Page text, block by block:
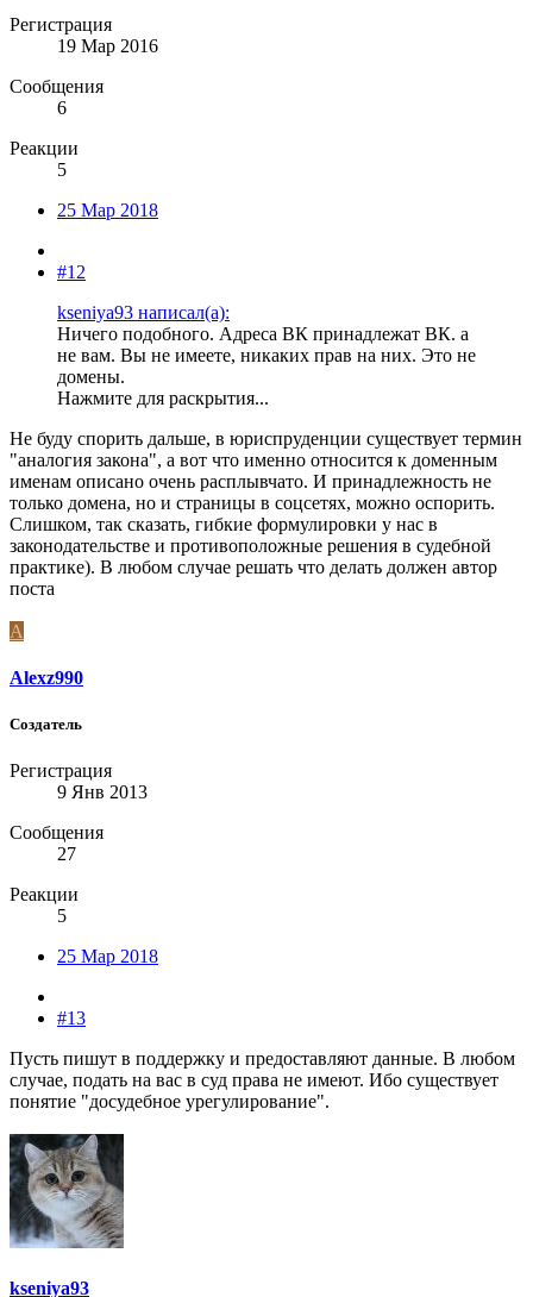
Регистрация
19 Мар 2016
Сообщения
6
Реакции
5
25 Мар 2018
#12
kseniya93 написал(а):
Ничего подобного. Адреса ВК принадлежат ВК. а
не вам. Вы не имеете, никаких прав на них. Это не
домены.
Нажмите для раскрытия...
Не буду спорить дальше, в юриспруденции существует термин
"аналогия закона", а вот что именно относится к доменным
именам описано очень расплывчато. И принадлежность не
только домена, но и страницы в соцсетях, можно оспорить.
Слишком, так сказать, гибкие формулировки у нас в
законодательстве и противоположные решения в судебной
практике). В любом случае решать что делать должен автор
поста
A
Alexz990
Создатель
Регистрация
9 Янв 2013
Сообщения
27
Реакции
5
25 Мар 2018
#13
Пусть пишут в поддержку и предоставляют данные. В любом
случае, подать на вас в суд права не имеют. Ибо существует
понятие "досудебное урегулирование".
kseniya93